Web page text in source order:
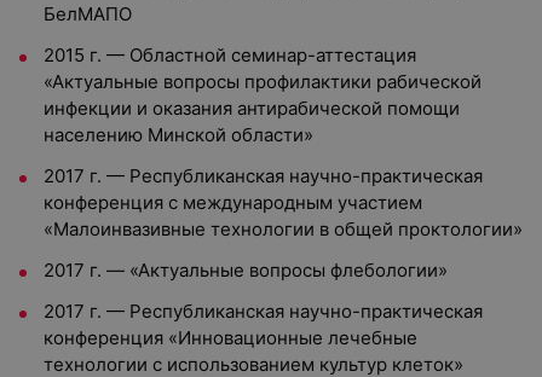
БелМАПО
2015 г. — Областной семинар-аттестация
«Актуальные вопросы профилактики рабической
инфекции и оказания антирабической помощи
населению Минской области»
2017 г. — Республиканская научно-практическая
конференция с международным участием
«Малоинвазивные технологии в общей проктологии»
2017 г. — «Актуальные вопросы флебологии»
2017 г. — Республиканская научно-практическая
конференция «Инновационные лечебные
технологии с использованием культур клеток»